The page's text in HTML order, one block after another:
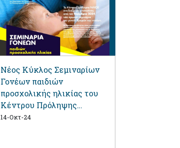
Νέος Κύκλος Σεμιναρίων
Γονέων παιδιών
προσχολικής ηλικίας του
Κέντρου Πρόληψης
Εξαρτήσεων ”ΗΛΙΟΣ”
14-Οκτ-24